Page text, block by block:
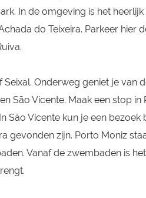
In de omgeving is het
do Teixeira. Parkeer hier
Onderweg geniet je van
São Vicente. Maak een stop in
São Vicente kun je een bezoek
gevonden zijn. Porto Moniz
Vanaf de zwembaden is